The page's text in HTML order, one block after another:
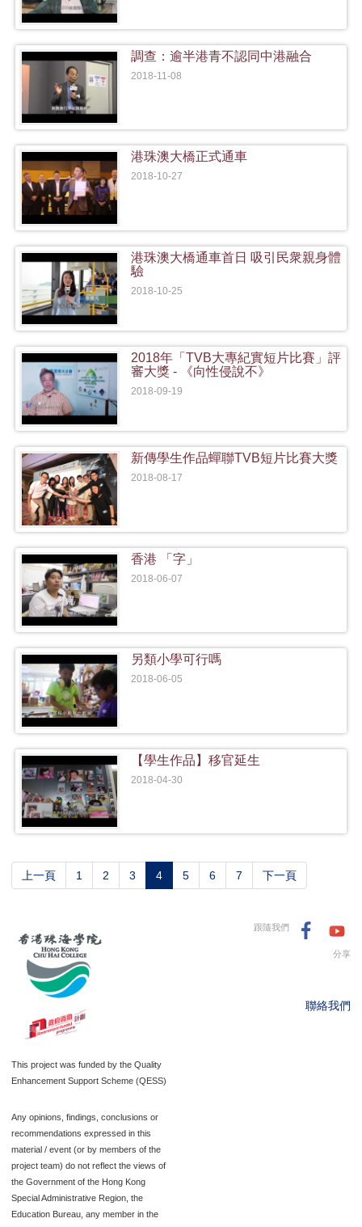
調查：逾半港青不認同中港融合
2018-11-08
港珠澳大橋正式通車
2018-10-27
港珠澳大橋通車首日 吸引民衆親身體
驗
2018-10-25
2018年「TVB大專紀實短片比賽」評
審大獎 - 《向性侵說不》
2018-09-19
新傳學生作品蟬聯TVB短片比賽大獎
2018-08-17
香港 「字」
2018-06-07
另類小學可行嗎
2018-06-05
【學生作品】移官延生
2018-04-30
上一頁 1 2 3 4(current)
5 6 7 下一頁
This project was funded by the Quality
Enhancement Support Scheme (QESS)
Any opinions, findings, conclusions or
recommendations expressed in this
material / event (or by members of the
project team) do not reflect the views of
the Government of the Hong Kong
Special Administrative Region, the
Education Bureau, any member in the
跟隨我們
分享
聯絡我們